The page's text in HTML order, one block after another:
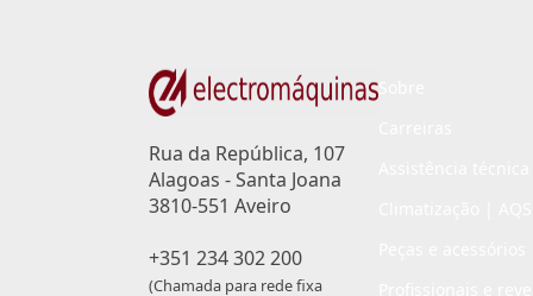
Rua da República, 107
Alagoas - Santa Joana
3810-551 Aveiro
+351 234 302 200
(Chamada para rede fixa